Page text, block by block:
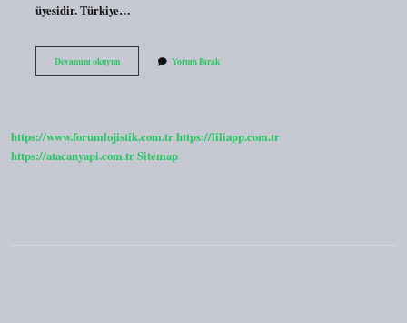
üyesidir. Türkiye…
Devamını okuyunTürkiye
Hangi
Yorum Bırak
https://www.forumlojistik.com.trhttps://liliapp.com.tr
https://atacanyapi.com.trSitemap